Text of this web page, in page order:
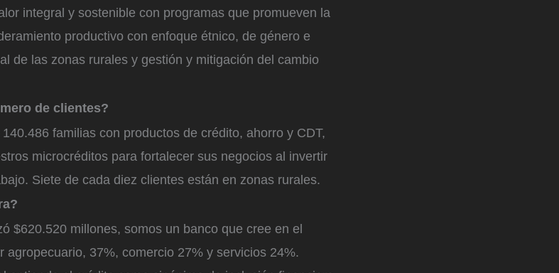
integral y sostenible con programas que promueven la
productivo con enfoque étnico, de género e
de las zonas rurales y gestión y mitigación del cambio
de clientes?
familias con productos de crédito, ahorro y CDT,
microcréditos para fortalecer sus negocios al invertir
Siete de cada diez clientes están en zonas rurales.
$620.520 millones, somos un banco que cree en el
agropecuario, 37%, comercio 27% y servicios 24%.